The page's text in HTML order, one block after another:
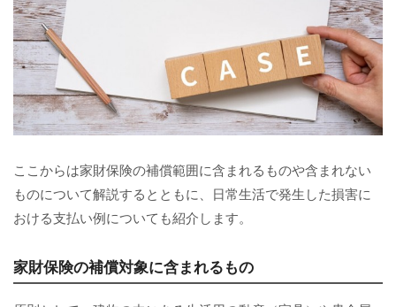
ここからは家財保険の補償範囲に含まれるものや含まれない
ものについて解説するとともに、日常生活で発生した損害に
おける支払い例についても紹介します。
家財保険の補償対象に含まれるもの